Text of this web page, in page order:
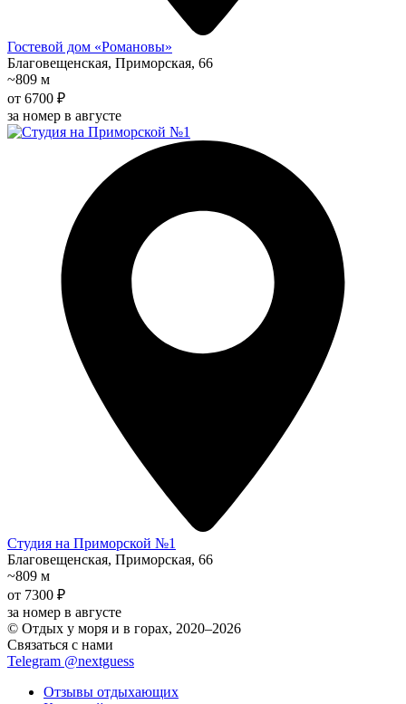
Гостевой дом «Романовы»
Благовещенская, Приморская, 66
~809 м
от 6700 ₽
за номер в августе
Студия на Приморской №1
Благовещенская, Приморская, 66
~809 м
от 7300 ₽
за номер в августе
© Отдых у моря и в горах, 2020–2026
Связаться с нами
Telegram @nextguess
Отзывы отдыхающих